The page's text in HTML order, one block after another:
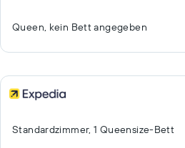
Queen, kein Bett angegeben
Standardzimmer, 1 Queensize-Bett